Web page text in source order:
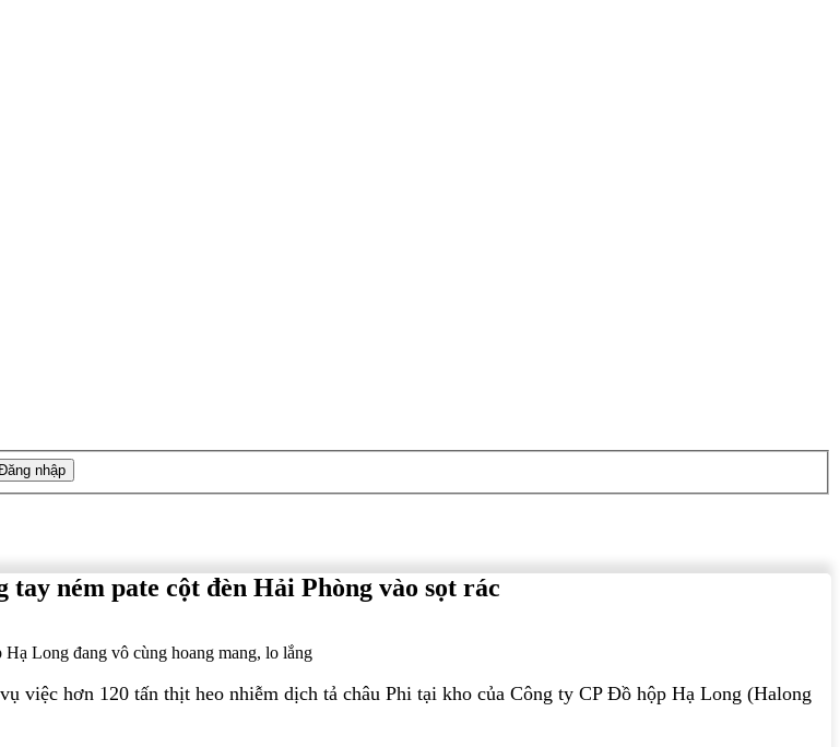
ném pate cột đèn Hải Phòng vào sọt rác
Long đang vô cùng hoang mang, lo lắng
việc hơn 120 tấn thịt heo nhiễm dịch tả châu Phi tại kho của Công ty CP Đồ hộp Hạ Long (Halong